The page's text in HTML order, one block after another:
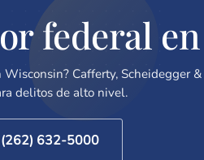
federal
Cafferty, Scheidegger &
delitos de alto nivel.
(262) 632-5000